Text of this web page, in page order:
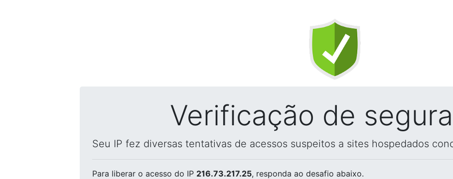
Verificação de
Seu IP fez diversas tentativas de acessos suspeitos a sites hospedados
Para liberar o acesso do IP 216.73.217.25, responda ao desafio abaixo.